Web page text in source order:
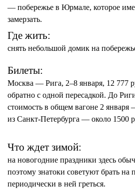
— побережье в Юрмале, которое
замерзать.
Где жить:
снять небольшой домик на
Билеты:
Москва — Рига, 2–8 января, 12 777
обратно с одной пересадкой. До
стоимость в общем вагоне 2 января
из Санкт-Петербурга — около 1500
Что ждет зимой:
на новогодние праздники здесь
поэтому знатоки советуют брать на
периодически в ней греться.